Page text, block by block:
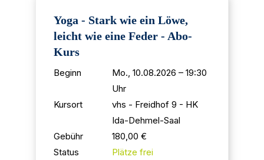
Yoga - Stark wie ein Löwe,
leicht wie eine Feder - Abo-
Kurs
Beginn
Mo., 10.08.2026 – 19:30
Uhr
Kursort
vhs - Freidhof 9 - HK
Ida-Dehmel-Saal
Gebühr
180,00 €
Status
Plätze frei